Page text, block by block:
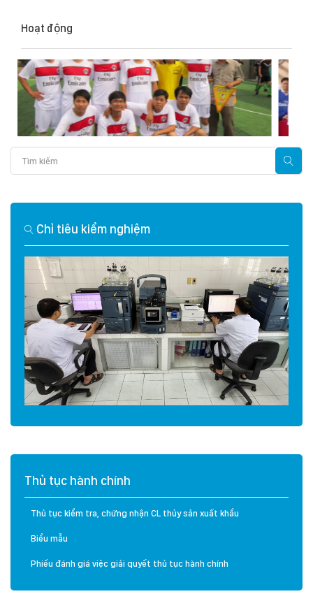
Hoạt động
Chỉ tiêu kiểm nghiệm
Thủ tục hành chính
Thủ tục kiểm tra, chứng nhận CL thủy sản xuất khẩu
Biểu mẫu
Phiếu đánh giá việc giải quyết thủ tục hành chính